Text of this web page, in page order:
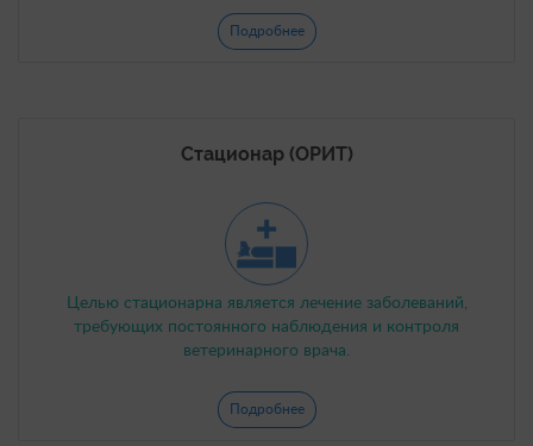
Подробнее
Стационар (ОРИТ)
Целью стационарна является лечение заболеваний,
требующих постоянного наблюдения и контроля
ветеринарного врача.
Подробнее